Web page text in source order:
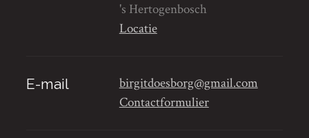
's Hertogenbosch
Locatie
E-mail
birgitdoesborg@gmail.com
Contactformulier